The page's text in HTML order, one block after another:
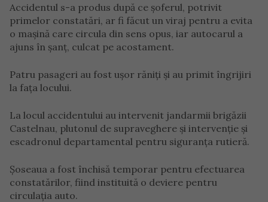
Accidentul s-a produs după ce șoferul, potrivit
primelor constatări, ar fi făcut un viraj pentru a evita
o mașină care circula din sens opus, iar autocarul a
ajuns în șanț, culcat pe acostament.
Patru pasageri au fost ușor răniți și au primit îngrijiri
la fața locului.
La locul accidentului au intervenit jandarmii brigăzii
Castelnau, plutonul de supraveghere și intervenție și
escadronul departamental pentru siguranța rutieră.
Șoseaua a fost închisă temporar pentru efectuarea
constatărilor, fiind instituită o deviere pentru
circulația auto.